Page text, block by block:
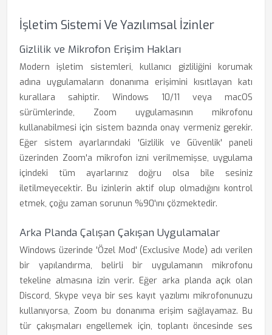
İşletim Sistemi Ve Yazılımsal İzinler
Gizlilik ve Mikrofon Erişim Hakları
Modern işletim sistemleri, kullanıcı gizliliğini korumak
adına uygulamaların donanıma erişimini kısıtlayan katı
kurallara sahiptir. Windows 10/11 veya macOS
sürümlerinde, Zoom uygulamasının mikrofonu
kullanabilmesi için sistem bazında onay vermeniz gerekir.
Eğer sistem ayarlarındaki 'Gizlilik ve Güvenlik' paneli
üzerinden Zoom'a mikrofon izni verilmemişse, uygulama
içindeki tüm ayarlarınız doğru olsa bile sesiniz
iletilmeyecektir. Bu izinlerin aktif olup olmadığını kontrol
etmek, çoğu zaman sorunun %90'ını çözmektedir.
Arka Planda Çalışan Çakışan Uygulamalar
Windows üzerinde 'Özel Mod' (Exclusive Mode) adı verilen
bir yapılandırma, belirli bir uygulamanın mikrofonu
tekeline almasına izin verir. Eğer arka planda açık olan
Discord, Skype veya bir ses kayıt yazılımı mikrofonunuzu
kullanıyorsa, Zoom bu donanıma erişim sağlayamaz. Bu
tür çakışmaları engellemek için, toplantı öncesinde ses